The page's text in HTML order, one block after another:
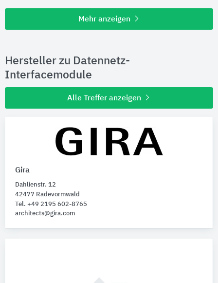
Mehr anzeigen
Hersteller zu Datennetz-
Interfacemodule
Alle Treffer anzeigen
Gira
Dahlienstr. 12
42477 Radevormwald
Tel. +49 2195 602-8765
architects@gira.com